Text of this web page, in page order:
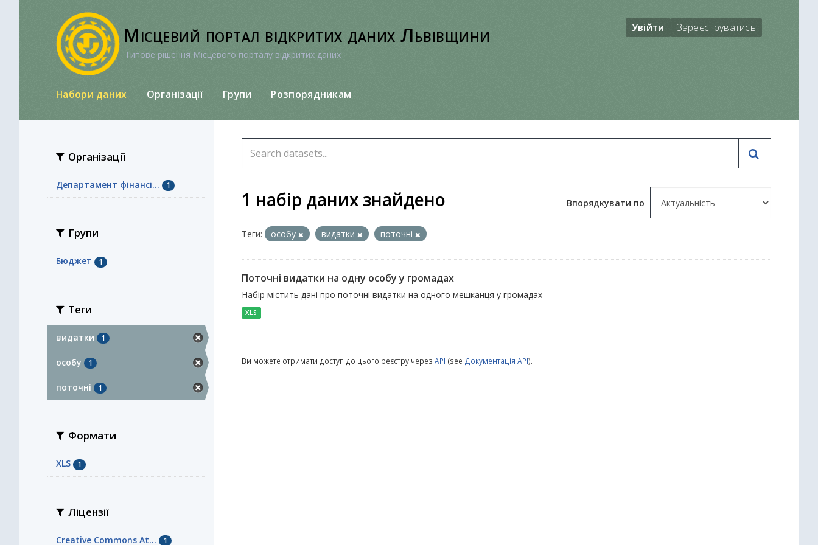
Місцевий портал відкритих даних Львівщини
Типове рішення Місцевого порталу відкритих даних
Увійти Зареєструватись
Набори даних Організації Групи Розпорядникам
Організації
Департамент фінансі... 1
Групи
Бюджет 1
Теги
видатки 1
особу 1
поточні 1
Формати
XLS 1
Ліцензії
Creative Commons At... 1
Впорядкувати по
1 набір даних знайдено
Теги: особу видатки поточні
Поточні видатки на одну особу у громадах
Набір містить дані про поточні видатки на одного мешканця у громадах
XLS
Ви можете отримати доступ до цього реєстру через API (see Документація API).